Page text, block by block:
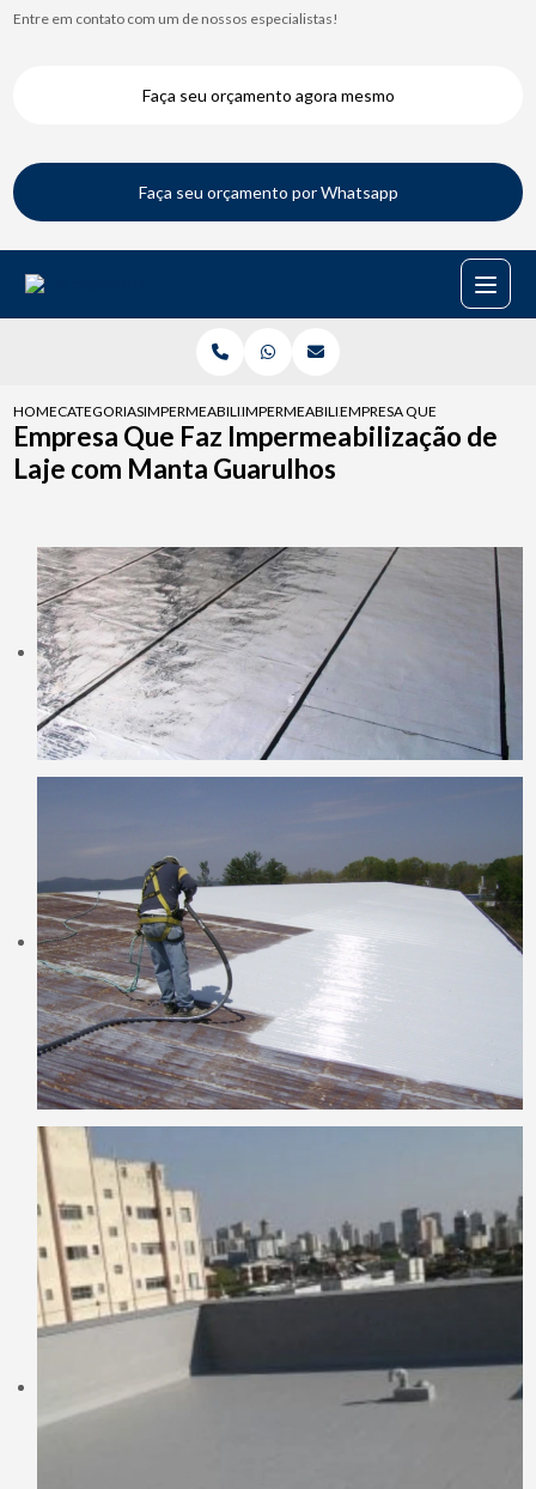
Entre em contato com um de nossos especialistas!
Faça seu orçamento agora mesmo
Faça seu orçamento por Whatsapp
HOMECATEGORIASIMPERMEABILIZACAO DE LAJES
IMPERMEABILIZACAO DE LAJE COM MANTA
EMPRESA QUE FAZ
Empresa Que Faz Impermeabilização de
Laje com Manta Guarulhos